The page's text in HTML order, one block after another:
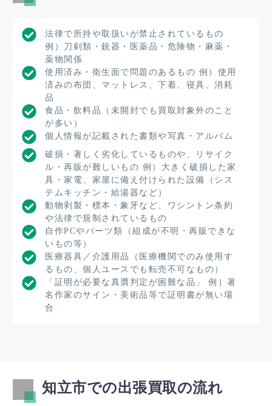
法律で所持や取扱いが禁止されているもの
例）刀剣類・銃器・医薬品・危険物・麻薬・
薬物関係
使用済み・衛生面で問題のあるもの 例）使用
済みの布団、マットレス、下着、寝具、消耗
品
食品・飲料品（未開封でも買取対象外のこと
が多い）
個人情報が記載された書類や写真・アルバム
破損・著しく劣化しているものや、リサイク
ル・再販が難しいもの 例）大きく破損した家
具・家電、家屋に備え付けられた設備（シス
テムキッチン・給湯器など）
動物剥製・標本・象牙など、ワシントン条約
や法律で規制されているもの
自作PCやパーツ類（組成が不明・再販できな
いもの等）
医療器具／介護用品（医療機関でのみ使用す
るもの、個人ユースでも転売不可なもの）
「証明が必要な真贋判定が困難な品」 例）著
名作家のサイン・美術品等で証明書が無い場
合
知立市での出張買取の流れ